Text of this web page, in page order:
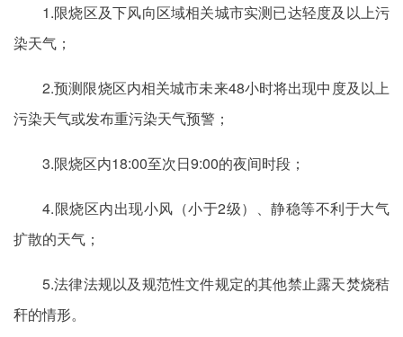
1.限烧区及下风向区域相关城市实测已达轻度及以上污
染天气；
2.预测限烧区内相关城市未来48小时将出现中度及以上
污染天气或发布重污染天气预警；
3.限烧区内18:00至次日9:00的夜间时段；
4.限烧区内出现小风（小于2级）、静稳等不利于大气
扩散的天气；
5.法律法规以及规范性文件规定的其他禁止露天焚烧秸
秆的情形。